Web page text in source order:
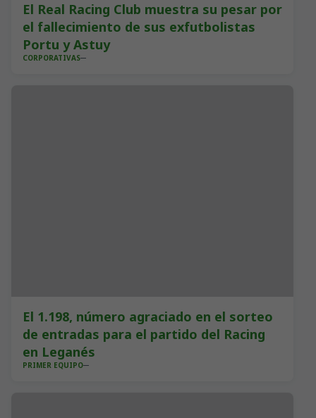
El Real Racing Club muestra su pesar por
el fallecimiento de sus exfutbolistas
Portu y Astuy
CORPORATIVAS
El 1.198, número agraciado en el sorteo
de entradas para el partido del Racing
en Leganés
PRIMER EQUIPO